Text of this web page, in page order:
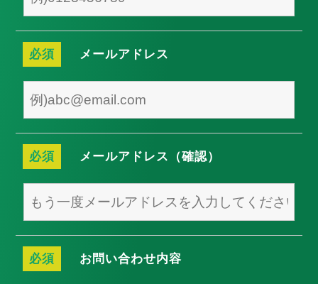
必須 メールアドレス
必須 メールアドレス（確認）
必須 お問い合わせ内容